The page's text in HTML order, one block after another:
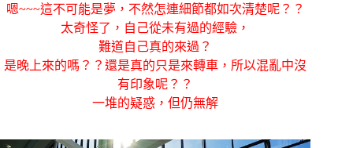
嗯~~~這不可能是夢，不然怎連細節都如次清楚呢？？
太奇怪了，自己從未有過的經驗，
難道自己真的來過？
是晚上來的嗎？？還是真的只是來轉車，所以混亂中沒
有印象呢？？
一堆的疑惑，但仍無解